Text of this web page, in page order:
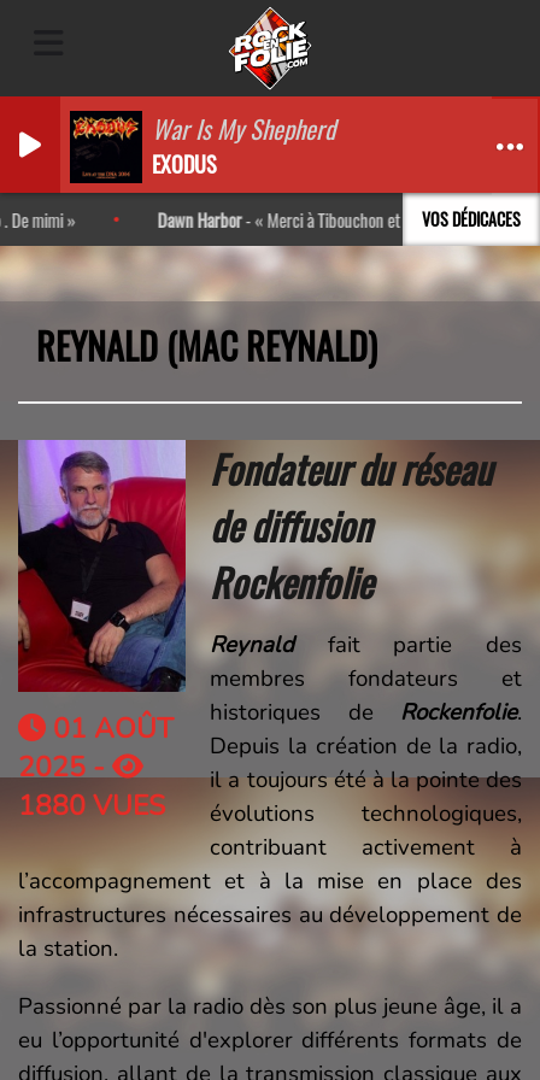
War Is My Shepherd
EXODUS
VOS DÉDICACES
Dawn Harbor- Merci à Tibouchon et Darta pour l’interview !
REYNALD (MAC REYNALD)
01 AOÛT
2025 -
1880 VUES
Fondateurdu réseau
de diffusion
Rockenfolie
Reynaldfait partie des
membres fondateurs et
historiques de Rockenfolie.
Depuis la création de la radio,
il a toujours été à la pointe des
évolutions technologiques,
contribuant activement à
l’accompagnement et à la mise en place des
infrastructures nécessaires au développement de
la station.
Passionné par la radio dès son plus jeune âge, il a
eu l’opportunité d'explorer différents formats de